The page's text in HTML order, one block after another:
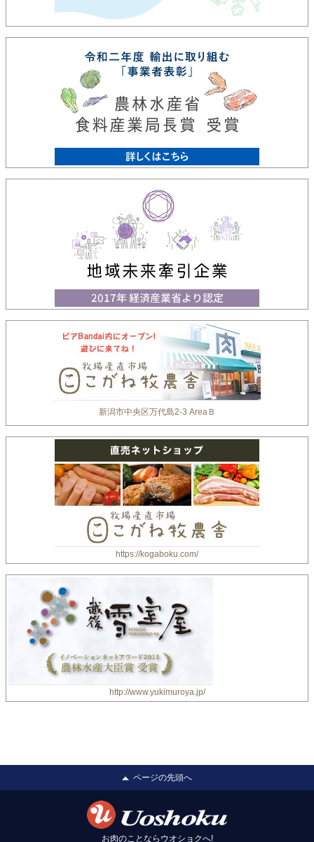
新潟市中央区万代島2-3 AreaＢ
https://kogaboku.com/
http://www.yukimuroya.jp/
ページの先頭へ
お肉のことならウオショクへ!